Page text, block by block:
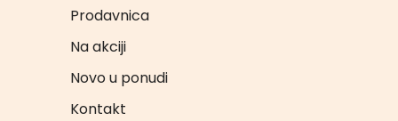
Prodavnica
Na akciji
Novo u ponudi
Kontakt